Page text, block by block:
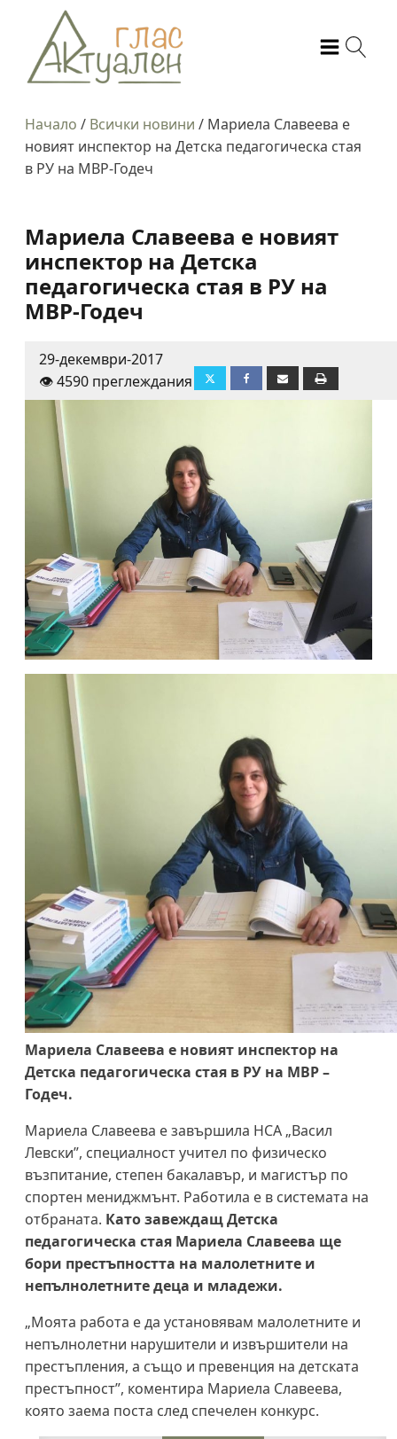
Начало / Всички новини / Мариела Славеева е
новият инспектор на Детска педагогическа стая
в РУ на МВР-Годеч
Мариела Славеева е новият
инспектор на Детска
педагогическа стая в РУ на
МВР-Годеч
29-декември-2017
👁️ 4590 преглеждания
Мариела Славеева е новият инспектор на
Детска педагогическа стая в РУ на МВР –
Годеч.
Мариела Славеева е завършила НСА „Васил
Левски”, специалност учител по физическо
възпитание, степен бакалавър, и магистър по
спортен мениджмънт. Работила е в системата на
отбраната. Като завеждащ Детска
педагогическа стая Мариела Славеева ще
бори престъпността на малолетните и
непълнолетните деца и младежи.
„Моята работа е да установявам малолетните и
непълнолетни нарушители и извършители на
престъпления, а също и превенция на детската
престъпност”, коментира Мариела Славеева,
която заема поста след спечелен конкурс.